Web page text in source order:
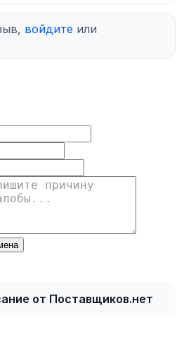
войдите или
от Поставщиков.нет